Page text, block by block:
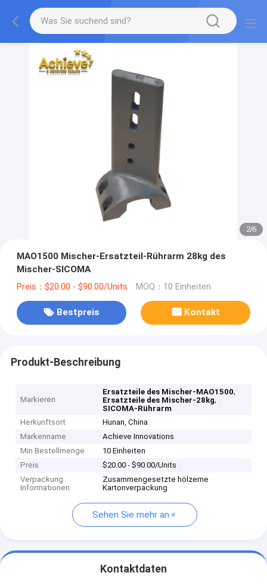
2/6
MAO1500 Mischer-Ersatzteil-Rührarm 28kg des
Mischer-SICOMA
Preis：$20.00 - $90.00/Units MOQ：10 Einheiten
Bestpreis Kontakt
Produkt-Beschreibung
Markieren
Ersatzteile des Mischer-MAO1500,
Ersatzteile des Mischer-28kg,
SICOMA-Rührarm
Herkunftsort
Hunan, China
Markenname
Achieve Innovations
Min Bestellmenge
10 Einheiten
Preis
$20.00 - $90.00/Units
Verpackung
Informationen
Zusammengesetzte hölzerne
Kartonverpackung
Sehen Sie mehr an
Kontaktdaten